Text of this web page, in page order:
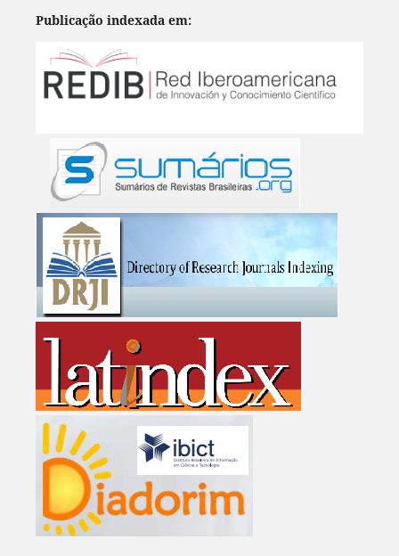
Publicação indexada em: